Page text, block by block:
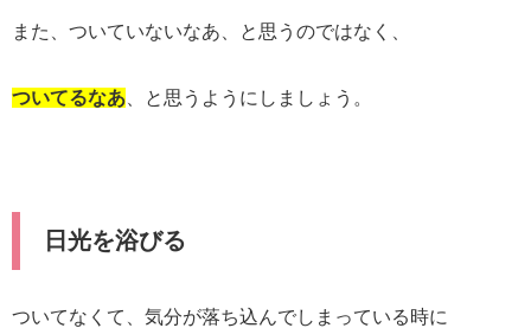
また、ついていないなあ、と思うのではなく、
ついてるなあ 、と思うようにしましょう。
日光を浴びる
ついてなくて、気分が落ち込んでしまっている時に